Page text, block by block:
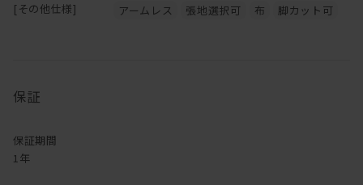
[その他仕様]
アームレス 張地選択可 布 脚カット可
保証
保証期間
1年